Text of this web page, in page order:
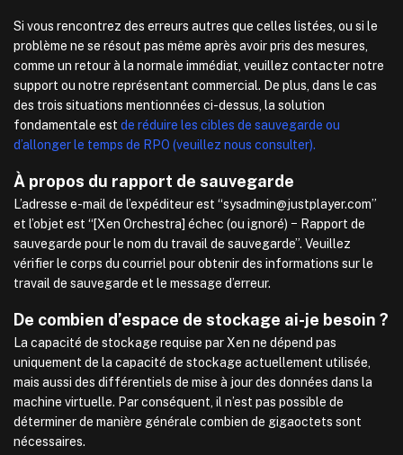
Si vous rencontrez des erreurs autres que celles listées, ou si le
problème ne se résout pas même après avoir pris des mesures,
comme un retour à la normale immédiat, veuillez contacter notre
support ou notre représentant commercial. De plus, dans le cas
des trois situations mentionnées ci-dessus, la solution
fondamentale est de réduire les cibles de sauvegarde ou
d’allonger le temps de RPO (veuillez nous consulter).
À propos du rapport de sauvegarde
L’adresse e-mail de l’expéditeur est “sysadmin@justplayer.com”
et l’objet est “[Xen Orchestra] échec (ou ignoré) − Rapport de
sauvegarde pour le nom du travail de sauvegarde”. Veuillez
vérifier le corps du courriel pour obtenir des informations sur le
travail de sauvegarde et le message d’erreur.
De combien d’espace de stockage ai-je besoin ?
La capacité de stockage requise par Xen ne dépend pas
uniquement de la capacité de stockage actuellement utilisée,
mais aussi des différentiels de mise à jour des données dans la
machine virtuelle. Par conséquent, il n’est pas possible de
déterminer de manière générale combien de gigaoctets sont
nécessaires.